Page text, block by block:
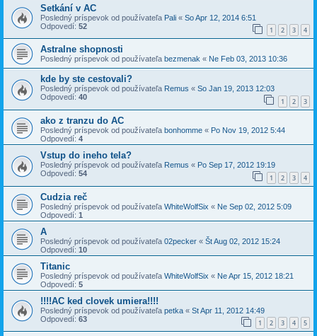
Setkání v AC
Posledný príspevok od používateľa Pali « So Apr 12, 2014 6:51
Odpovedí: 52 1 2 3 4
Astralne shopnosti
Posledný príspevok od používateľa bezmenak « Ne Feb 03, 2013 10:36
kde by ste cestovali?
Posledný príspevok od používateľa Remus « So Jan 19, 2013 12:03
Odpovedí: 40 1 2 3
ako z tranzu do AC
Posledný príspevok od používateľa bonhomme « Po Nov 19, 2012 5:44
Odpovedí: 4
Vstup do ineho tela?
Posledný príspevok od používateľa Remus « Po Sep 17, 2012 19:19
Odpovedí: 54 1 2 3 4
Cudzia reč
Posledný príspevok od používateľa WhiteWolfSix « Ne Sep 02, 2012 5:09
Odpovedí: 1
A
Posledný príspevok od používateľa 02pecker « Št Aug 02, 2012 15:24
Odpovedí: 10
Titanic
Posledný príspevok od používateľa WhiteWolfSix « Ne Apr 15, 2012 18:21
Odpovedí: 5
!!!!AC ked clovek umiera!!!!
Posledný príspevok od používateľa petka « St Apr 11, 2012 14:49
Odpovedí: 63 1 2 3 4 5